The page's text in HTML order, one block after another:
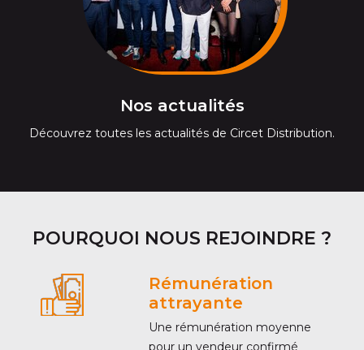
Nos actualités
Découvrez toutes les actualités de Circet Distribution.
POURQUOI NOUS REJOINDRE ?
Rémunération
attrayante
Une rémunération moyenne
pour un vendeur confirmé